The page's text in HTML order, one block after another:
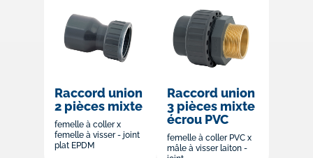
Raccord union
2 pièces mixte
femelle à coller x
femelle à visser - joint
plat EPDM
Raccord union
3 pièces mixte
écrou PVC
femelle à coller PVC x
mâle à visser laiton -